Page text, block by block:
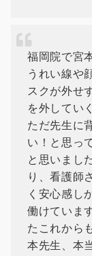
福岡院で宮
うれい線や
スクが外せ
を外してい
ただ先生に
い！と思っ
と思いまし
り、看護師
く安心感し
働けていま
たこれから
本先生、本